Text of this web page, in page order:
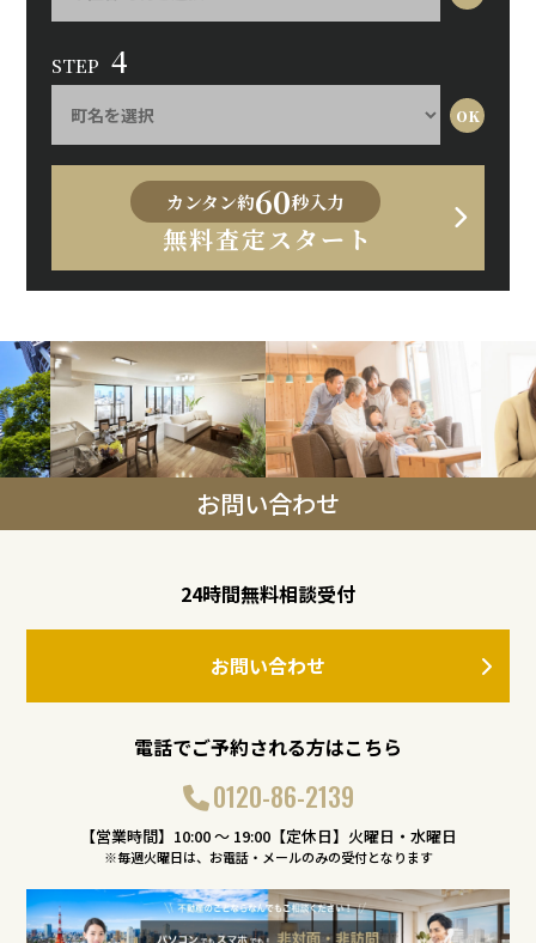
STEP 4
カンタン約60秒入力
無料査定スタート
お問い合わせ
24時間無料相談受付
お問い合わせ
電話でご予約される方はこちら
0120-86-2139
【営業時間】10:00 〜 19:00【定休日】火曜日・水曜日
※毎週火曜日は、お電話・メールのみの受付となります